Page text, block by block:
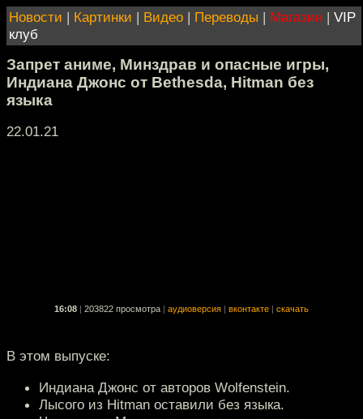
Новости | Картинки | Видео | Переводы | Магазин | VIP
клуб
Запрет аниме, Минздрав и опасные игры,
Индиана Джонс от Bethesda, Hitman без
языка
22.01.21
16:08 203822 просмотра аудиоверсия вконтакте скачать
В этом выпуске:
Индиана Джонс от авторов Wolfenstein.
Лысого из Hitman оставили без языка.